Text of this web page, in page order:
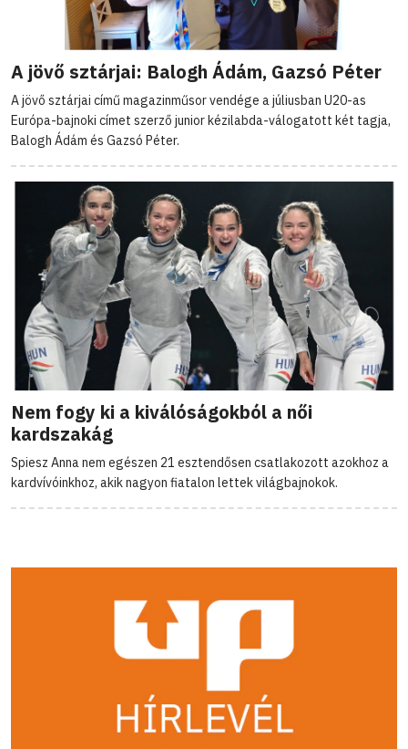
A jövő sztárjai: Balogh Ádám, Gazsó Péter
A jövő sztárjai című magazinműsor vendége a júliusban U20-as
Európa-bajnoki címet szerző junior kézilabda-válogatott két tagja,
Balogh Ádám és Gazsó Péter.
Nem fogy ki a kiválóságokból a női
kardszakág
Spiesz Anna nem egészen 21 esztendősen csatlakozott azokhoz a
kardvívóinkhoz, akik nagyon fiatalon lettek világbajnokok.